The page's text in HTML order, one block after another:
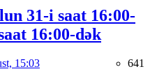
31-i saat 16:00-
16:00-dək
15:03 641